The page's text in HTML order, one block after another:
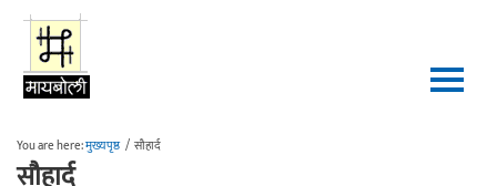
Skip to main content
You are here:मुख्यपृष्ठ / सौहार्द
सौहार्द